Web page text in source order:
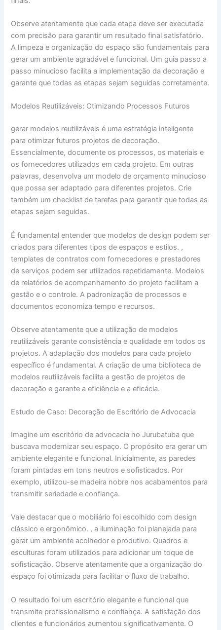
Observe atentamente que cada etapa deve ser executada
com precisão para garantir um resultado final satisfatório.
A limpeza e organização do espaço são fundamentais para
gerar um ambiente agradável e funcional. Um guia passo a
passo minucioso facilita a implementação da decoração e
garante que todas as etapas sejam seguidas corretamente.
Modelos Reutilizáveis: Otimizando Processos Futuros
gerar modelos reutilizáveis é uma estratégia inteligente
para otimizar futuros projetos de decoração.
Essencialmente, documente os processos, os materiais e
os fornecedores utilizados em cada projeto. Em outras
palavras, desenvolva um modelo de orçamento minucioso
que possa ser adaptado para diferentes projetos. Crie
também um checklist de tarefas para garantir que todas as
etapas sejam seguidas.
É fundamental entender que modelos de design podem ser
criados para diferentes tipos de espaços e estilos. ,
templates de contratos com fornecedores e prestadores
de serviços podem ser utilizados repetidamente. Modelos
de relatórios de acompanhamento do projeto facilitam a
gestão e o controle. A padronização de processos e
documentos economiza tempo e recursos.
Observe atentamente que a utilização de modelos
reutilizáveis garante consistência e qualidade em todos os
projetos. A adaptação dos modelos para cada projeto
específico é fundamental. A criação de uma biblioteca de
modelos reutilizáveis facilita a gestão de projetos de
decoração e garante a eficiência e a eficácia.
Estudo de Caso: Decoração de Escritório de Advocacia
Imagine um escritório de advocacia no Jurubatuba que
buscava modernizar seu espaço. O propósito era gerar um
ambiente elegante e funcional. Inicialmente, as paredes
foram pintadas em tons neutros e sofisticados. Por
exemplo, utilizou-se madeira nobre nos acabamentos para
transmitir seriedade e confiança.
Vale destacar que o mobiliário foi escolhido com design
clássico e ergonômico. , a iluminação foi planejada para
gerar um ambiente acolhedor e produtivo. Quadros e
esculturas foram utilizados para adicionar um toque de
sofisticação. Observe atentamente que a organização do
espaço foi otimizada para facilitar o fluxo de trabalho.
O resultado foi um escritório elegante e funcional que
transmite profissionalismo e confiança. A satisfação dos
clientes e funcionários aumentou significativamente. O